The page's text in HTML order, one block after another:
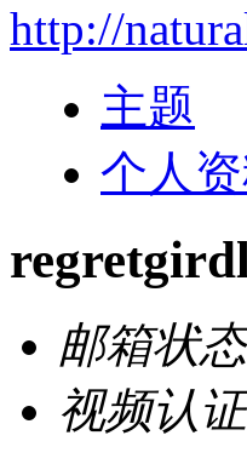
http://
主题
个人
邮箱状态
视频认证